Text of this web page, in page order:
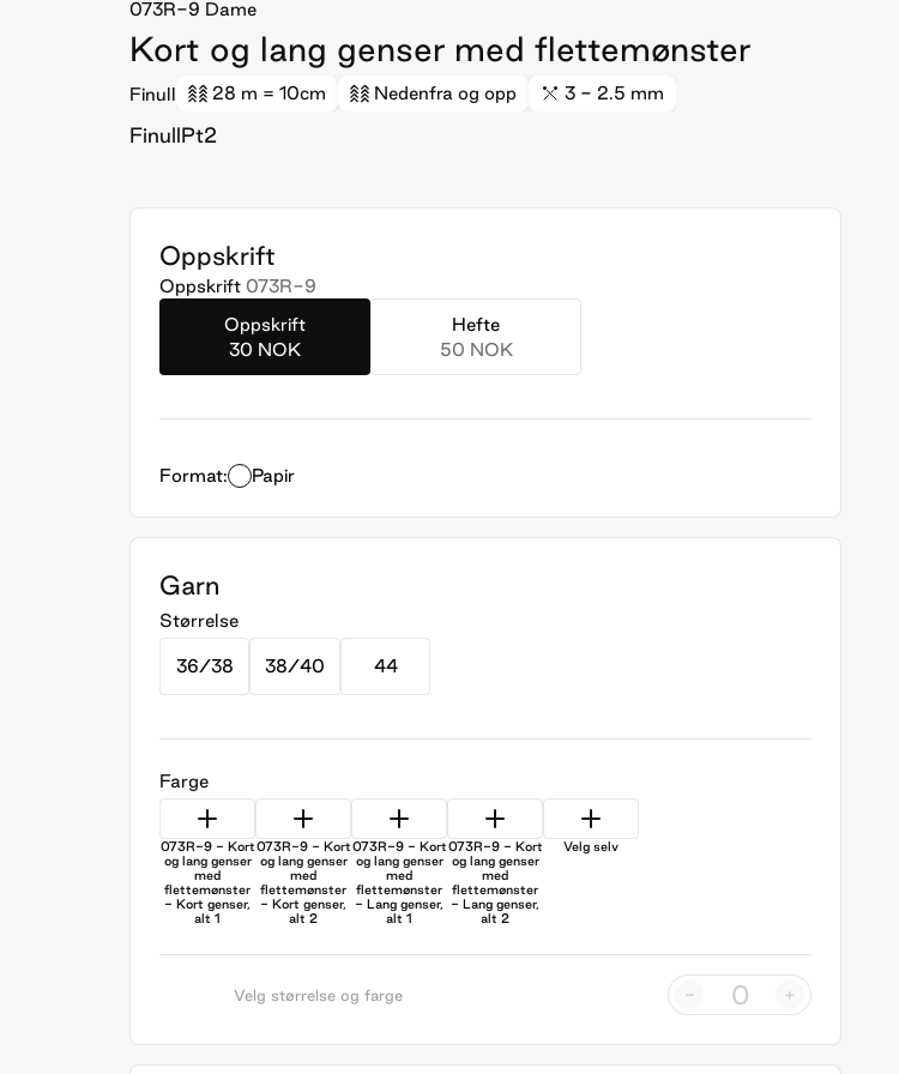
073R-9 Dame
Kort og lang genser med flettemønster
Finull 28 m = 10cm Nedenfra og opp 3 - 2.5 mm
FinullPt2
Oppskrift
Oppskrift 073R-9
Oppskrift
30 NOK
Hefte
50 NOK
Format: Papir
Garn
Størrelse
36/38 38/40 44
Farge
073R-9 - Kort
og lang genser
med
flettemønster
- Kort genser,
alt 1
073R-9 - Kort
og lang genser
med
flettemønster
- Kort genser,
alt 2
073R-9 - Kort
og lang genser
med
flettemønster
- Lang genser,
alt 1
073R-9 - Kort
og lang genser
med
flettemønster
- Lang genser,
alt 2
Velg selv
Velg størrelse og farge - +